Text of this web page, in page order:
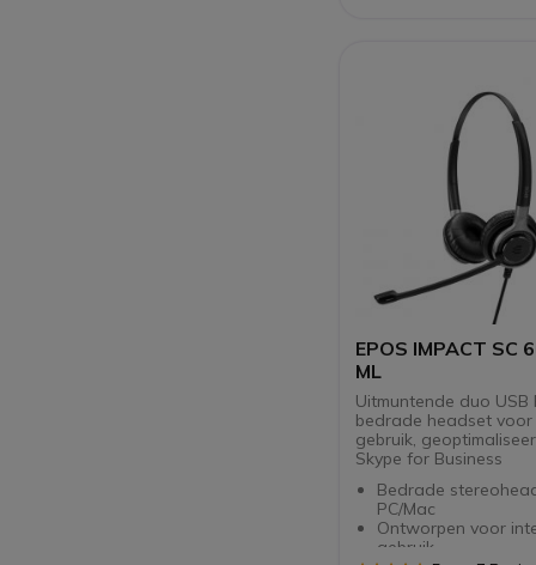
EPOS IMPACT SC
ML
Uitmuntende duo USB
bedrade headset
gebruik,
Skype for Business
Bedrade
PC/Mac
Ontworpen voor
gebruik